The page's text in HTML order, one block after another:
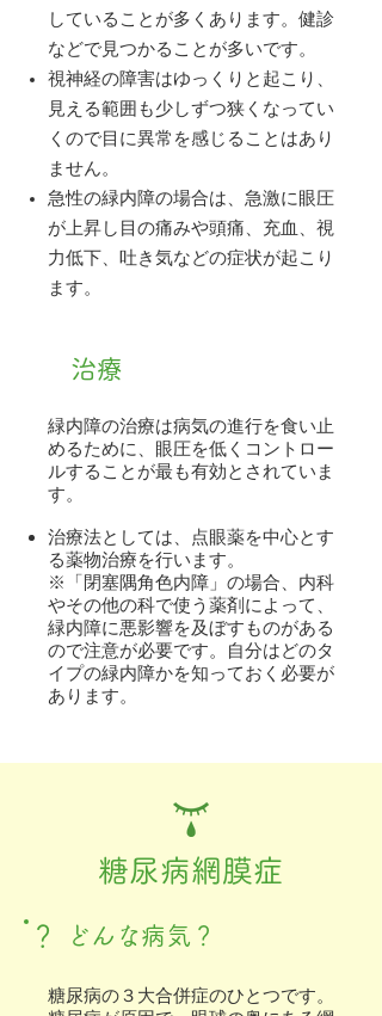
していることが多くあります。健診
などで見つかることが多いです。
視神経の障害はゆっくりと起こり、
見える範囲も少しずつ狭くなってい
くので目に異常を感じることはあり
ません。
急性の緑内障の場合は、急激に眼圧
が上昇し目の痛みや頭痛、充血、視
力低下、吐き気などの症状が起こり
ます。
治療
緑内障の治療は病気の進行を食い止
めるために、眼圧を低くコントロー
ルすることが最も有効とされていま
す。
治療法としては、点眼薬を中心とす
る薬物治療を行います。
※「閉塞隅角色内障」の場合、内科
やその他の科で使う薬剤によって、
緑内障に悪影響を及ぼすものがある
ので注意が必要です。自分はどのタ
イプの緑内障かを知っておく必要が
あります。
糖尿病網膜症
？ どんな病気？
糖尿病の３大合併症のひとつです。